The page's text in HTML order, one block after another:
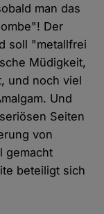
man das
Der
soll "metallfrei
Müdigkeit,
und noch viel
Und
Seiten
von
gemacht
beteiligt sich